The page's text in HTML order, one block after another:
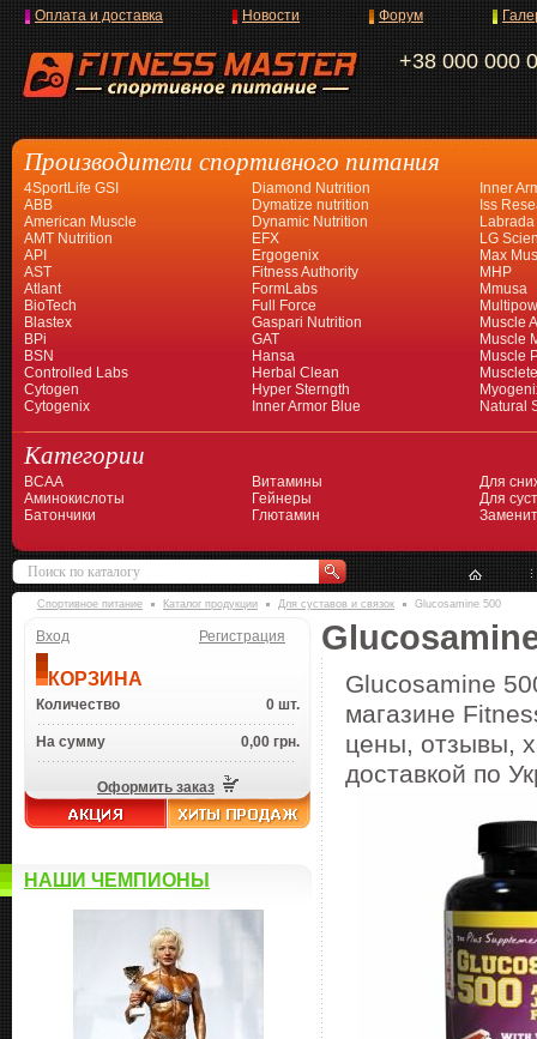
+38 000 000
Оплата и доставка Новости Форум
Производители спортивного питания
4SportLife GSI
ABB
American Muscle
AMT Nutrition
API
AST
Atlant
BioTech
Blastex
BPi
BSN
Controlled Labs
Cytogen
Cytogenix
Diamond Nutrition
Dymatize nutrition
Dynamic Nutrition
EFX
Ergogenix
Fitness Authority
FormLabs
Full Force
Gaspari Nutrition
GAT
Hansa
Herbal Clean
Hyper Sterngth
Inner Armor Blue
Inner
Iss
Labrada
LG
Max
MHP
Mmusa
Muscle
Muscle
Muscle
Natural
Категории
BCAA
Аминокислоты
Батончики
Витамины
Гейнеры
Глютамин
Для
Для
Спортивное питание Каталог продукции Для суставов и связок Glucosamine 500
Вход Регистрация
КОРЗИНА
Количество 0 шт.
На сумму 0,00 грн.
Оформить заказ
НАШИ ЧЕМПИОНЫ
Glucosamine
магазине
цены, отзывы,
доставкой по